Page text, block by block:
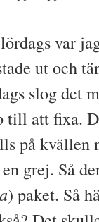
var
ut och
slog det
till att fixa.
på kvällen
grej. Så
) paket. Så